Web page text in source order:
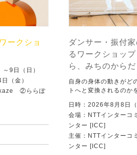
ークショ
～9日（日）
（金）
kaze ②ららぽ
ダンサー・振付
るワークショッ
ら、みちのから
自身の身体の動きがど
トへと変換されるのか
日時：2026年8月8日
会場：NTTインターコ
ンター [ICC]
主催：NTTインターコ
ンター [ICC]